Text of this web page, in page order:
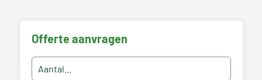
Offerte aanvragen